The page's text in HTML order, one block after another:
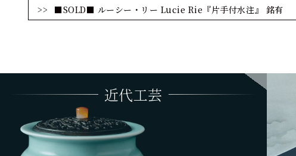
お電話番号（任意）
■SOLD■ ルーシー・リー Lucie Rie『片手付水注』 銘有
近代工芸